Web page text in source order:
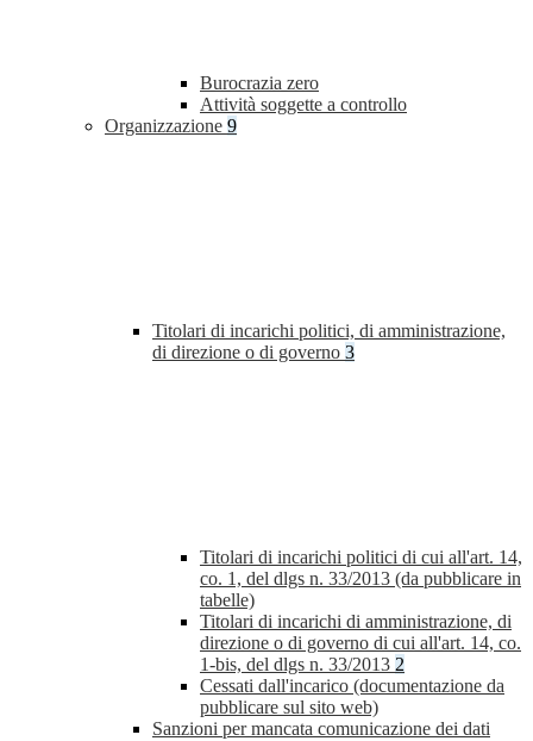
Burocrazia zero
Attività soggette a controllo
Organizzazione 9
Titolari di incarichi politici, di amministrazione,
di direzione o di governo 3
Titolari di incarichi politici di cui all'art. 14,
co. 1, del dlgs n. 33/2013 (da pubblicare in
tabelle)
Titolari di incarichi di amministrazione, di
direzione o di governo di cui all'art. 14, co.
1-bis, del dlgs n. 33/2013 2
Cessati dall'incarico (documentazione da
pubblicare sul sito web)
Sanzioni per mancata comunicazione dei dati